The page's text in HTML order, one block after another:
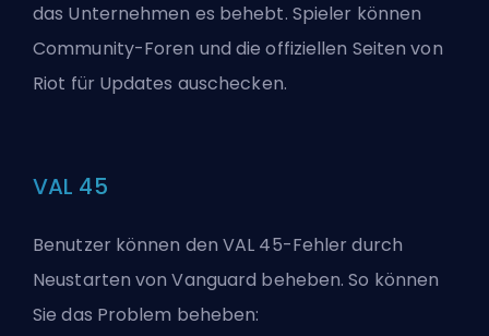
das Unternehmen es behebt. Spieler können
Community-Foren und die offiziellen Seiten von
Riot für Updates auschecken.
VAL 45
Benutzer können den VAL 45-Fehler durch
Neustarten von Vanguard beheben. So können
Sie das Problem beheben: